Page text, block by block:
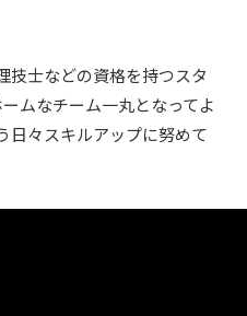
技士などの資格を持つスタ
ムなチーム一丸となってよ
日々スキルアップに努めて